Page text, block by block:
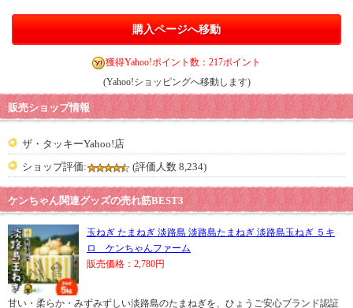
購入ページへ移動
獲得Yahoo!ポイント数：217ポイント
(Yahoo!ショッピングへ移動します)
販売ショップ情報
ザ・タッキーYahoo!店
ショップ評価:
(評価人数 8,234)
ケンちゃん関連グッズの売れ筋BEST3
玉ねぎ たまねぎ 淡路島 淡路島たまねぎ 淡路島玉ねぎ ５キ
ロ ケンちゃんファーム
販売価格：2,780円
甘い・柔らか・みずみずしい淡路島のたまねぎを、ひょうご安心ブランド認証